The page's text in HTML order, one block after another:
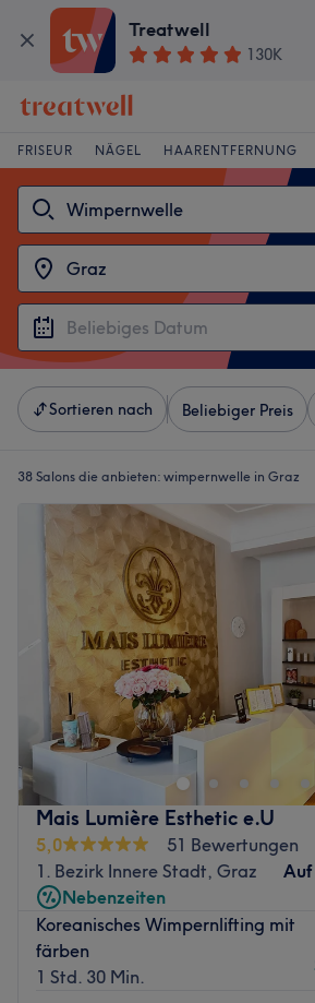
Treatwell
130K
FRISEUR NÄGEL HAARENTFERNUNG
Sortieren nach Beliebiger Preis
38 Salons die anbieten: wimpernwelle in Graz
Mais Lumière Esthetic e.U
5,0
51 Bewertungen
1. Bezirk Innere Stadt, Graz
Nebenzeiten
Koreanisches Wimpernlifting mit
färben
1 Std. 30 Min.